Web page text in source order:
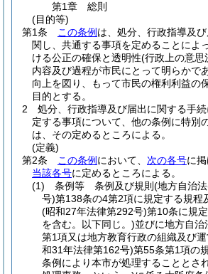
第1章
総則
(目的等)
第1条
この条例 は、処分、行政指導及
関し、共通する事項を定めることによ
ける公正の確保と透明性(行政上の意思
内容及び過程が市民にとって明らかで
向上を図り、もって市民の権利利益の
目的とする。
2
処分、行政指導及び届出に関する手続
定する事項について、他の条例に特別
は、その定めるところによる。
(定義)
第2条
この条例 において、 次の各号に
当該各号に定めるところによる。
(1)
条例等 条例及び規則 (地方自治法
号)第138条の4第2項に規定する規程
(昭和27年法律第292号)第10条に規
を含む。以下同じ。)並びに地方自
第1項又は地方教育行政の組織及び
和31年法律第162号)第55条第1項の
条例により本市が処理することとさ